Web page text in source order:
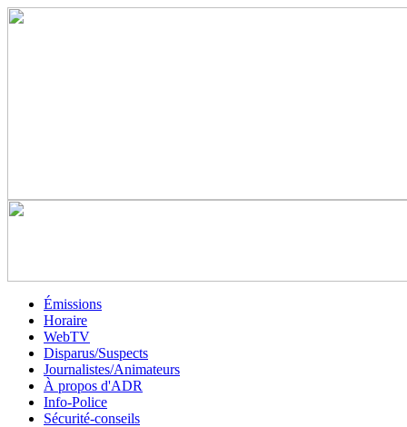
Émissions
Horaire
WebTV
Disparus/Suspects
Journalistes/Animateurs
À propos d'ADR
Info-Police
Sécurité-conseils